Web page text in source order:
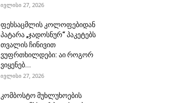
ივლისი 27, 2026
ფეხსაცმლის კოლოფებიდან
პატარა „ჯადოსნურ“ პაკეტებს
თვალის ჩინივით
ვუფრთხილდები: აი როგორ
ვიყენებ...
ივლისი 27, 2026
კომბოსტო მუხლუხოების